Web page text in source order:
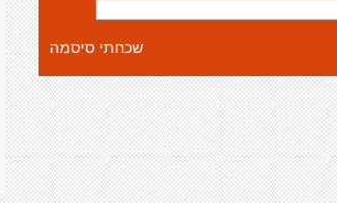
שכחתי סיסמה